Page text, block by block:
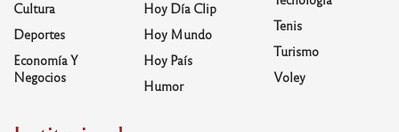
Cultura
Deportes
Economía Y
Negocios
Hoy Día Clip
Hoy Mundo
Hoy País
Humor
Tenis
Turismo
Voley